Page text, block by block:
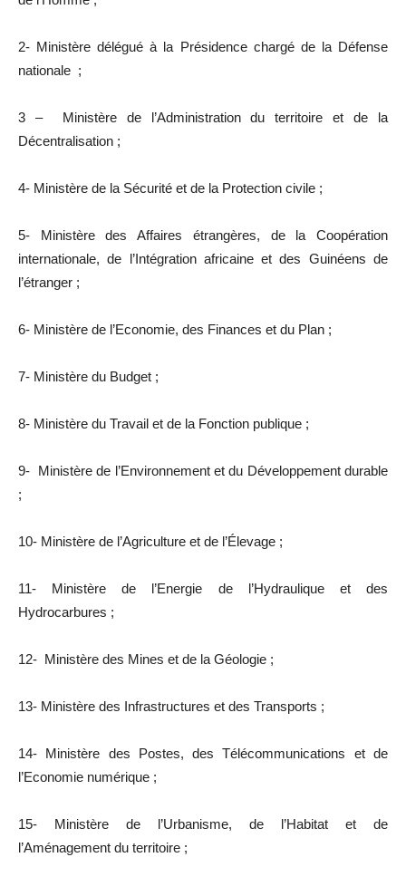
2- Ministère délégué à la Présidence chargé de la Défense
nationale ;
3 – Ministère de l’Administration du territoire et de la
Décentralisation ;
4- Ministère de la Sécurité et de la Protection civile ;
5- Ministère des Affaires étrangères, de la Coopération
internationale, de l’Intégration africaine et des Guinéens de
l’étranger ;
6- Ministère de l’Economie, des Finances et du Plan ;
7- Ministère du Budget ;
8- Ministère du Travail et de la Fonction publique ;
9- Ministère de l’Environnement et du Développement durable
;
10- Ministère de l’Agriculture et de l’Élevage ;
11- Ministère de l’Energie de l’Hydraulique et des
Hydrocarbures ;
12- Ministère des Mines et de la Géologie ;
13- Ministère des Infrastructures et des Transports ;
14- Ministère des Postes, des Télécommunications et de
l’Economie numérique ;
15- Ministère de l’Urbanisme, de l’Habitat et de
l’Aménagement du territoire ;